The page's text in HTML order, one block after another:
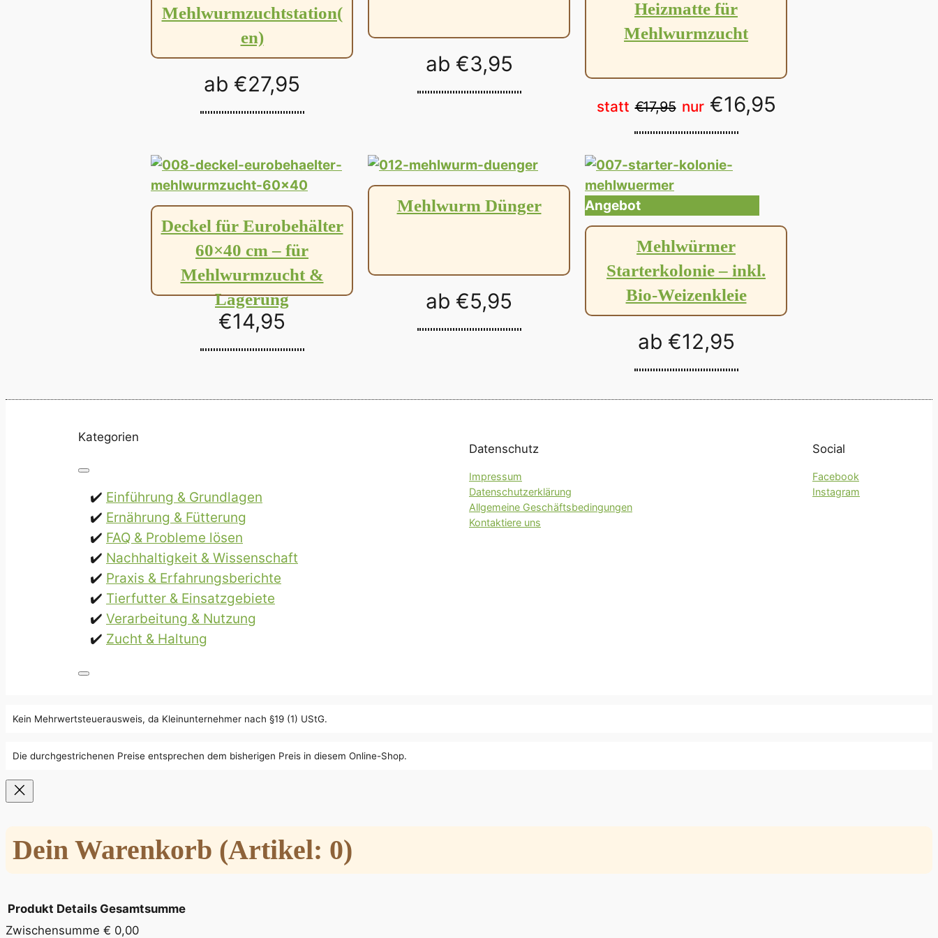
Mehlwurmzuchtstation(
en)
ab €27,95
ab €3,95
Angebot
Heizmatte für
Mehlwurmzucht
statt €17,95 Ursprünglicher
Preis
war:
€ 17,95
nur €16,95
Deckel für Eurobehälter
60×40 cm – für
Mehlwurmzucht &
Lagerung
€14,95
Mehlwurm Dünger
ab €5,95
AngebotProdukt
im
Angebot
Mehlwürmer
Starterkolonie – inkl.
Bio-Weizenkleie
ab €12,95
Kategorien
Einführung & Grundlagen
Ernährung & Fütterung
FAQ & Probleme lösen
Nachhaltigkeit & Wissenschaft
Praxis & Erfahrungsberichte
Tierfutter & Einsatzgebiete
Verarbeitung & Nutzung
Zucht & Haltung
Datenschutz
Impressum
Datenschutzerklärung
Allgemeine Geschäftsbedingungen
Kontaktiere uns
Social
Facebook
Instagram
Kein Mehrwertsteuerausweis, da Kleinunternehmer nach §19 (1) UStG.
Die durchgestrichenen Preise entsprechen dem bisherigen Preis in diesem Online-Shop.
Dein Warenkorb (Artikel: 0)
Produkt Details Gesamtsumme
Zwischensumme € 0,00